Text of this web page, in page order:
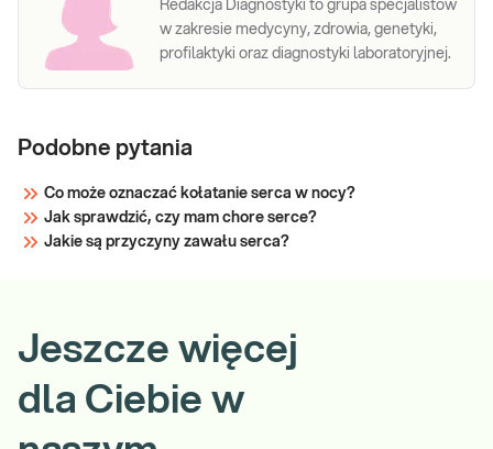
kardiomiopatii
z niescalenia
mięśnia lewej
komory
podstawie badania pełnoeksomowego
Redakcja Diagnostyki to grupa specjalistów
w zakresie medycyny, zdrowia, genetyki,
profilaktyki oraz diagnostyki laboratoryjnej.
Podobne pytania
Co może oznaczać kołatanie serca w nocy?
Jak sprawdzić, czy mam chore serce?
Jakie są przyczyny zawału serca?
Jeszcze więcej
dla Ciebie w